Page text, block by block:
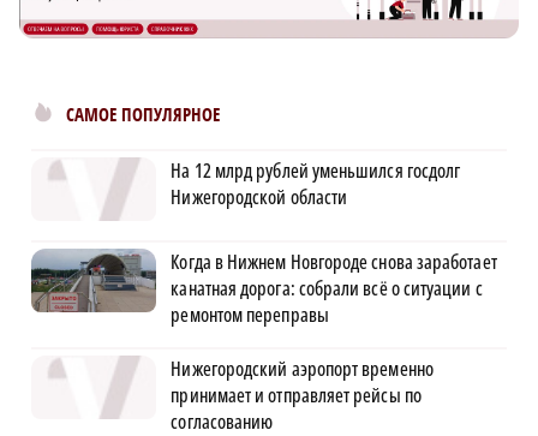
САМОЕ ПОПУЛЯРНОЕ
На 12 млрд рублей уменьшился госдолг
Нижегородской области
Когда в Нижнем Новгороде снова заработает
канатная дорога: собрали всё о ситуации с
ремонтом переправы
Нижегородский аэропорт временно
принимает и отправляет рейсы по
согласованию